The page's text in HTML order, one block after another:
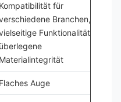
Kompatibilität für
Branchen,
Funktionalität,
überlegene
Materialintegrität
Flaches Auge